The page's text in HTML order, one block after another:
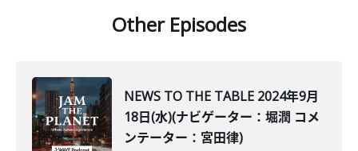
Other Episodes
NEWS TO THE TABLE 2024年9月
18日(水)(ナビゲーター：堀潤 コメ
ンテーター：宮田律)